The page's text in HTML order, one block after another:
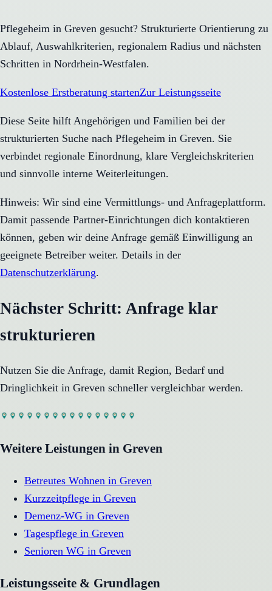
Pflegeheim in Greven gesucht? Strukturierte Orientierung zu
Ablauf, Auswahlkriterien, regionalem Radius und nächsten
Schritten in Nordrhein-Westfalen.
Kostenlose Erstberatung startenZur Leistungsseite
Diese Seite hilft Angehörigen und Familien bei der
strukturierten Suche nach Pflegeheim in Greven. Sie
verbindet regionale Einordnung, klare Vergleichskriterien
und sinnvolle interne Weiterleitungen.
Hinweis: Wir sind eine Vermittlungs- und Anfrageplattform.
Damit passende Partner-Einrichtungen dich kontaktieren
können, geben wir deine Anfrage gemäß Einwilligung an
geeignete Betreiber weiter. Details in der
Datenschutzerklärung.
Nächster Schritt: Anfrage klar
strukturieren
Nutzen Sie die Anfrage, damit Region, Bedarf und
Dringlichkeit in Greven schneller vergleichbar werden.
Weitere Leistungen in Greven
Betreutes Wohnen in Greven
Kurzzeitpflege in Greven
Demenz-WG in Greven
Tagespflege in Greven
Senioren WG in Greven
Leistungsseite & Grundlagen